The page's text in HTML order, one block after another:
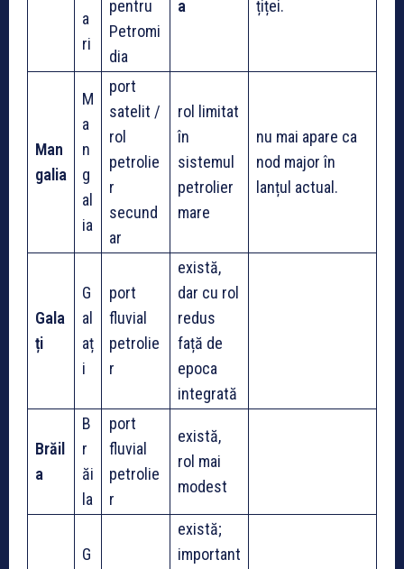
a
ri
pentru
Petromi
dia
a
țiței.
Man
galia
M
a
n
g
al
ia
port
satelit /
rol
petrolie
r
secund
ar
rol limitat
în
sistemul
petrolier
mare
nu mai apare ca
nod major în
lanțul actual.
Gala
ți
G
al
aț
i
port
fluvial
petrolie
r
există,
dar cu rol
redus
față de
epoca
integrată
Brăil
a
B
r
ăi
la
port
fluvial
petrolie
r
există,
rol mai
modest
G
există;
important